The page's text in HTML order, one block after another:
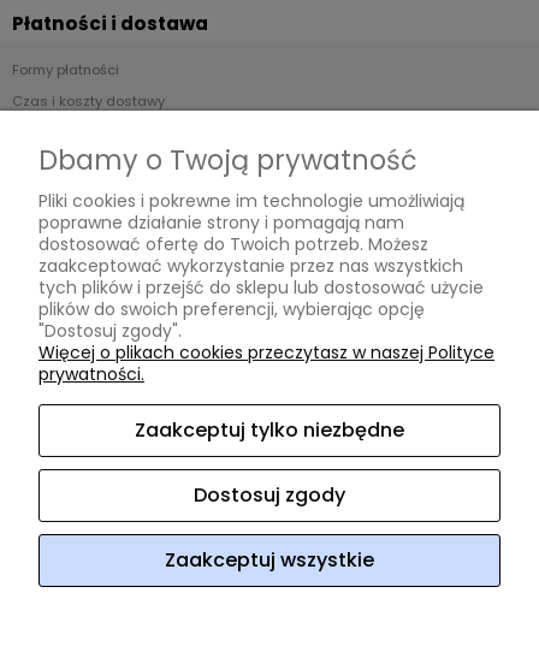
Płatności i dostawa
Formy płatności
Czas i koszty dostawy
Informacje
Regulamin
Polityka prywatności
O nas
Kontakt i dane firmy
O firmie
ul. Niklowa 38 08-110 Siedlce
mazowieckie NIP: 8212472854 REGON: 140952918 tel:604 220
e-mail:arthomedesign@interia.pl
Dbamy o Twoją prywatność
Pliki cookies i pokrewne im technologie umożliwiają
poprawne działanie strony i pomagają nam
dostosować ofertę do Twoich potrzeb. Możesz
zaakceptować wykorzystanie przez nas wszystkich
tych plików i przejść do sklepu lub dostosować użycie
plików do swoich preferencji, wybierając opcję
"Dostosuj zgody".
Więcej o plikach cookies przeczytasz w naszej Polityce
prywatności.
Zaakceptuj tylko niezbędne
Dostosuj zgody
Zaakceptuj wszystkie